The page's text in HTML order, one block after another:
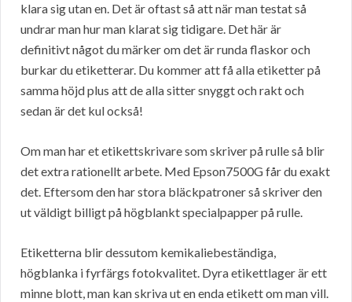
klara sig utan en. Det är oftast så att när man testat så
undrar man hur man klarat sig tidigare. Det här är
definitivt något du märker om det är runda flaskor och
burkar du etiketterar. Du kommer att få alla etiketter på
samma höjd plus att de alla sitter snyggt och rakt och
sedan är det kul också!
Om man har et etikettskrivare som skriver på rulle så blir
det extra rationellt arbete. Med Epson7500G får du exakt
det. Eftersom den har stora bläckpatroner så skriver den
ut väldigt billigt på högblankt specialpapper på rulle.
Etiketterna blir dessutom kemikaliebeständiga,
högblanka i fyrfärgs fotokvalitet. Dyra etikettlager är ett
minne blott, man kan skriva ut en enda etikett om man vill.